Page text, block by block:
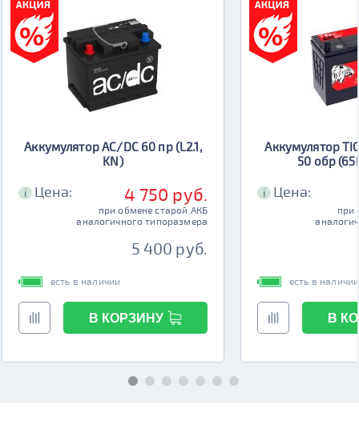
Аккумулятор AC/DC 60 пр (L2.1,
KN)
i Цена: 4 750 руб.
при обмене старой АКБ
аналогичного типоразмера
5 400 руб.
есть в наличии
В КОРЗИНУ
Аккумулятор
50 обр
i Цена:
при
есть в наличии
В